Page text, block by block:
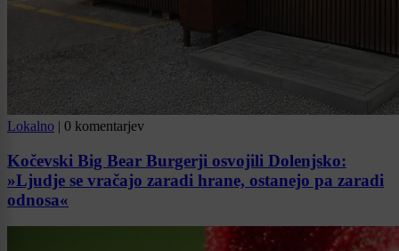
Lokalno | 0 komentarjev
Kočevski Big Bear Burgerji osvojili Dolenjsko:
»Ljudje se vračajo zaradi hrane, ostanejo pa zaradi
odnosa«